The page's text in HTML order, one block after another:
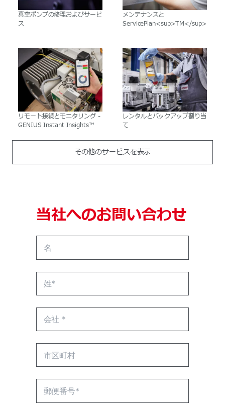
真空ポンプの修理およびサービ
ス
メンテナンスと
ServicePlan<sup>TM</sup>
リモート接続とモニタリング -
GENIUS Instant Insights™
レンタルとバックアップ割り当
て
その他のサービスを表示
当社へのお問い合わせ